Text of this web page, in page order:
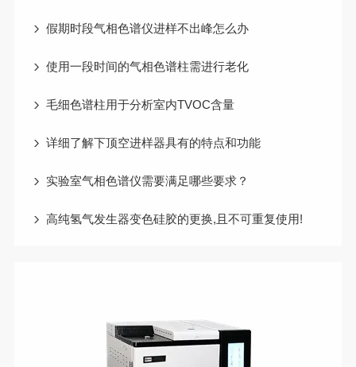
假期时段气相色谱仪进样不出峰怎么办
使用一段时间的气相色谱柱需进行老化
毛细色谱柱用于分析室内TVOC含量
详细了解下顶空进样器具有的特点和功能
实验室气相色谱仪需要满足哪些要求？
高纯氢气发生器变色硅胶的更换,且不可重复使用!